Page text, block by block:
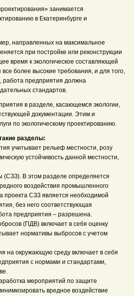
занимается
в Екатеринбурге и
направленных на максимальное
при постройке или реконструкции
время к экологическое составляющей
более высокие требования, и для того,
работа предприятия должна
стандартов.
в разделе, касающемся экологии,
документации. Этим и
по экологическому проектированию.
разделы:
учитывает рельеф местности, розу
устойчивость данной местности,
(СЗЗ). В этом разделе определяется
воздействия промышленного
проекта СЗЗ является необходимой
без него соответствующая
предприятия – разрешена.
(ПДВ) включает в себя оценку
нормативы выбросов с учетом
на окружающую среду включает в себя
с нормами и стандартами,
мероприятий по защите
вредное воздействие